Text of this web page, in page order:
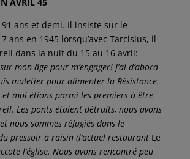
91 ans et demi. Il insiste sur le
ans en 1945 lorsqu’avec Tarcisius, il
dans la nuit du 15 au 16 avril:
mon âge pour m’engager! J’ai d’abord
muletier pour alimenter la Résistance.
et moi étions parmi les premiers à être
Les ponts étaient détruits, nous avons
nous sommes réfugiés dans le
pressoir à raisin (l’actuel restaurant Le
l’église. Nous avons rencontré peu